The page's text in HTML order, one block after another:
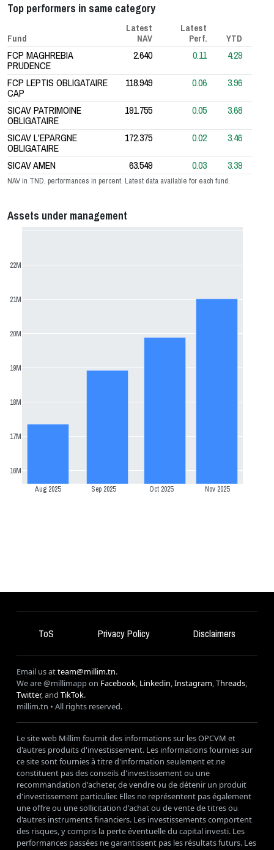
Top performers in same category
NAV in TND, performances in percent. Latest data available for each fund.
Fund
Latest
NAV
Latest
Perf.
YTD
FCP MAGHREBIA
PRUDENCE
2.640 0.11 4.29
FCP LEPTIS OBLIGATAIRE
CAP
118.949 0.06 3.96
SICAV PATRIMOINE
OBLIGATAIRE
191.755 0.05 3.68
SICAV L'EPARGNE
OBLIGATAIRE
172.375 0.02 3.46
SICAV AMEN 63.549 0.03 3.39
Assets under management
Aug 2025 Sep 2025 Oct 2025 Nov 2025
16M
17M
18M
19M
20M
21M
22M
ToS Privacy Policy Disclaimers
Email us atteam@millim.tn.
We are @millimapp on Facebook, Linkedin,Instagram,Threads,
Twitter, and TikTok.
millim.tn • All rights reserved.
Le site web Millim fournit des informations sur les OPCVM et
d'autres produits d'investissement. Les informations fournies sur
ce site sont fournies à titre d'information seulement et ne
constituent pas des conseils d'investissement ou une
recommandation d'acheter, de vendre ou de détenir un produit
d'investissement particulier. Elles ne représentent pas également
une offre ou une sollicitation d'achat ou de vente de titres ou
d'autres instruments financiers. Les investissements comportent
des risques, y compris la perte éventuelle du capital investi. Les
performances passées ne garantissent pas les résultats futurs. Les